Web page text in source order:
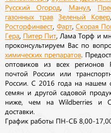
Русский Огород Манул,
газонных трав Зеленый Ковер
Росторфинвест Фарт, Скорая
Гера Питер Пит , Лама Торф и
проконсультируем Вас по
химических препаратов.
оптовиков из всех регионов
почтой России или
России. С 2016 года на нашем
семян и другой садовой
ниже, чем на Wildberries и
доставки.
График работы ПН-СБ 8,00-